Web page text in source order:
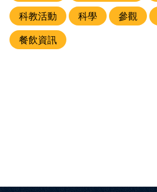
科教活動
科學 參觀
餐飲資訊